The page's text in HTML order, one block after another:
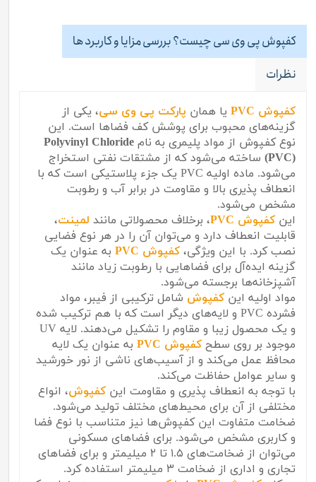
کفپوش پی وی سی چیست؟ بررسی مزایا و کاربرد ها
نظرات
کفپوش PVC یا همان پارکت پی وی سی، یکی از
گزینه‌های محبوب برای پوشش کف فضاها است. این
نوع کفپوش از مواد پلیمری به نام Polyvinyl Chloride
(PVC) ساخته می‌شود که از مشتقات نفتی استخراج
می‌شود. ماده اولیه PVC یک جزء پلاستیکی است که با
انعطاف پذیری بالا و مقاومت در برابر آب و رطوبت
مشخص می‌شود.
این کفپوش PVC ، برخلاف محصولاتی مانند لمینت،
قابلیت انعطاف دارد و می‌توان آن را در هر نوع فضایی
نصب کرد. با این ویژگی، کفپوش PVC
به عنوان یک
گزینه ایده‌آل برای فضاهایی با رطوبت زیاد مانند
آشپزخانه‌ها برجسته می‌شود.
مواد اولیه این کفپوش شامل ترکیبی از فیبر، مواد
فشرده PVC و لایه‌های دیگر است که با هم ترکیب شده
و یک محصول زیبا و مقاوم را تشکیل می‌دهند. لایه UV
موجود بر روی سطح کفپوش PVC
به عنوان یک لایه
محافظ عمل می‌کند و از آسیب‌های ناشی از نور خورشید
و سایر عوامل حفاظت می‌کند.
با توجه به انعطاف پذیری و مقاومت این کفپوش، انواع
مختلفی از آن برای محیط‌های مختلف تولید می‌شود.
ضخامت متفاوت این کفپوش‌ها نیز متناسب با نوع فضا
و کاربری مشخص می‌شود. برای فضاهای مسکونی
می‌توان از ضخامت‌های ۱.۵ تا ۲ میلیمتر و برای فضاهای
تجاری و اداری از ضخامت ۳ میلیمتر استفاده کرد.